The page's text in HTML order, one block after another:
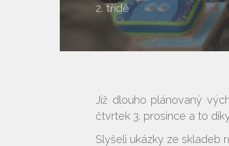
2. třídě
Již dlouho plánovaný
čtvrtek 3. prosince a to
Slyšeli ukázky ze skladeb